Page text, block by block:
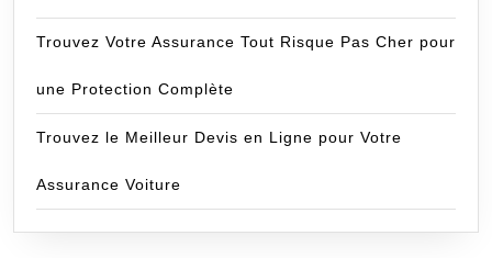
Trouvez Votre Assurance Tout Risque Pas Cher pour
une Protection Complète
Trouvez le Meilleur Devis en Ligne pour Votre
Assurance Voiture